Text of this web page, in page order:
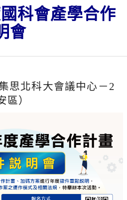
科會產學合作
會
思北科大會議中心－2
區）